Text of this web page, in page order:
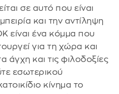
σε αυτό που είναι
και την αντίληψη
είναι ένα κόμμα που
για τη χώρα και
άγχη και τις φιλοδοξίες
εσωτερικού
κίνημα το